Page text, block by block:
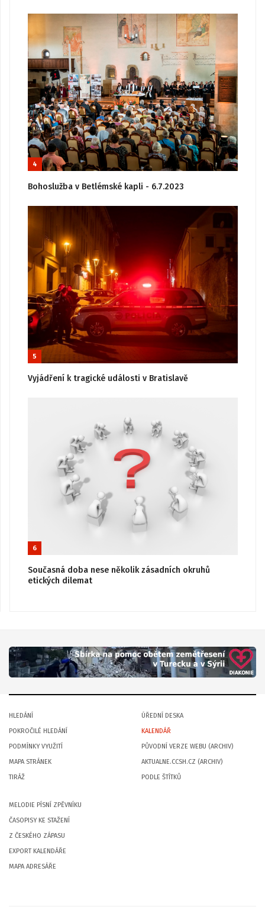
4
Bohoslužba v Betlémské kapli - 6.7.2023
5
Vyjádření k tragické události v Bratislavě
6
Současná doba nese několik zásadních okruhů
etických dilemat
HLEDÁNÍ
POKROČILÉ HLEDÁNÍ
PODMÍNKY VYUŽITÍ
MAPA STRÁNEK
TIRÁŽ
ÚŘEDNÍ DESKA
KALENDÁŘ
PŮVODNÍ VERZE WEBU (ARCHIV)
AKTUALNE.CCSH.CZ (ARCHIV)
PODLE ŠTÍTKŮ
MELODIE PÍSNÍ ZPĚVNÍKU
ČASOPISY KE STAŽENÍ
Z ČESKÉHO ZÁPASU
EXPORT KALENDÁŘE
MAPA ADRESÁŘE